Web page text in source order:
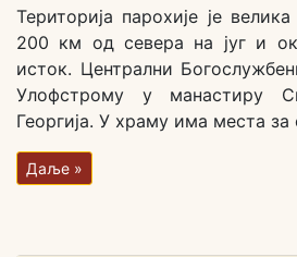
Територија парохије је
200 км од севера на југ и
исток. Централни
Улофстрому у манастиру
Георгија. У храму има места за
Даље »